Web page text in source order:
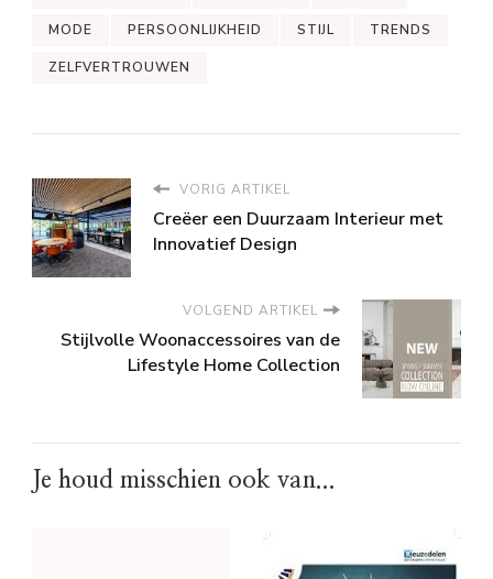
MODE PERSOONLIJKHEID STIJL TRENDS
ZELFVERTROUWEN
VORIG ARTIKEL
Creëer een Duurzaam Interieur met
Innovatief Design
VOLGEND ARTIKEL
Stijlvolle Woonaccessoires van de
Lifestyle Home Collection
Je houd misschien ook van...